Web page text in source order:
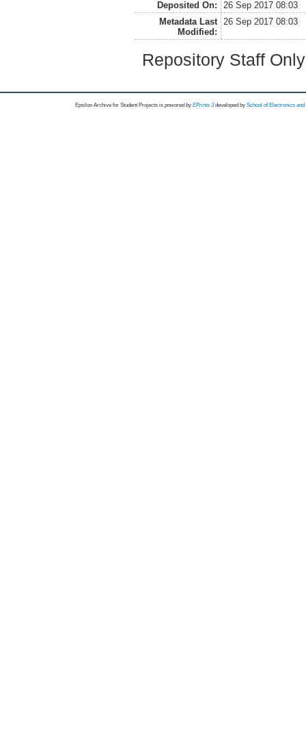
Deposited On:
26 Sep 2017 08:03
Metadata Last
Modified:
26 Sep 2017 08:03
Repository Staff
Epsilon Archive for Student Projects is powored byEPrints 3 developed by School of Electronics